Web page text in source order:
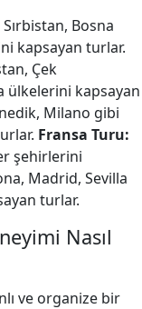
Bosna
kapsayan turlar.
Çek
ülkelerini kapsayan
Milano gibi
Fransa Turu:
şehirlerini
Madrid, Sevilla
turlar.
Nasıl
ve organize bir